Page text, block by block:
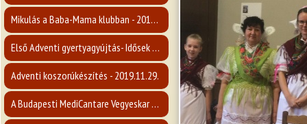
Mikulás a Baba-Mama klubban - 2019.12.05.
Első Adventi gyertyagyújtás- Idősek napja
Adventi koszorúkészítés - 2019.11.29.
A Budapesti MediCantare Vegyeskar koncertje